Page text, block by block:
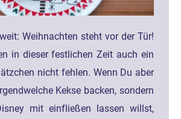
Weihnachten steht vor der Tür!
in dieser festlichen Zeit auch ein
nicht fehlen. Wenn Du aber
Kekse backen, sondern
mit einfließen lassen willst,